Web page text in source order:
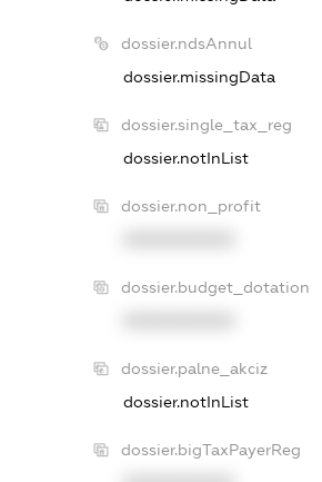
dossier.ndsAnnul
dossier.missingData
dossier.single_tax_reg
dossier.notInList
dossier.non_profit
dossier.budget_dotation
dossier.palne_akciz
dossier.notInList
dossier.bigTaxPayerReg